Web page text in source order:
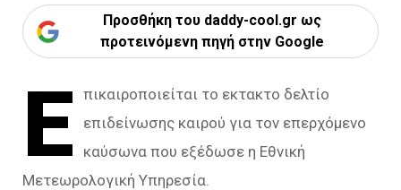
Προσθήκη του daddy-cool.gr ως
προτεινόμενη πηγή στην Google
Ε
πικαιροποιείται το εκτακτο δελτίο
επιδείνωσης καιρού για τον επερχόμενο
καύσωνα που εξέδωσε η Εθνική
Μετεωρολογική Υπηρεσία.